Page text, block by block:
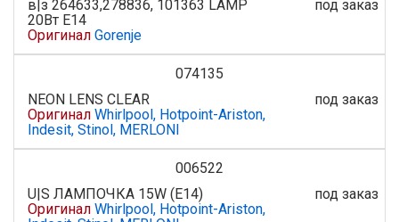
в|з 264633,278836, 101363 LAMP
20Вт Е14
Оригинал Gorenje
под заказ
074135
NEON LENS CLEAR
Оригинал Whirlpool, Hotpoint-Ariston,
Indesit, Stinol, MERLONI
под заказ
006522
U|S ЛАМПОЧКА 15W (E14)
Оригинал Whirlpool, Hotpoint-Ariston,
под заказ